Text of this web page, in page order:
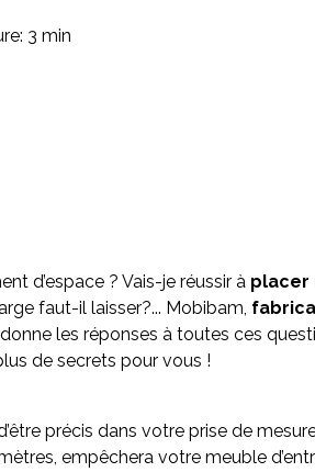
3 min
d’espace ? Vais-je réussir à placer
faut-il laisser?... Mobibam,
les réponses à toutes ces
de secrets pour vous !
précis dans votre prise de
empêchera votre meuble